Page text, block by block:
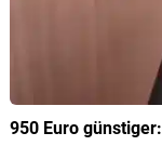
950 Euro